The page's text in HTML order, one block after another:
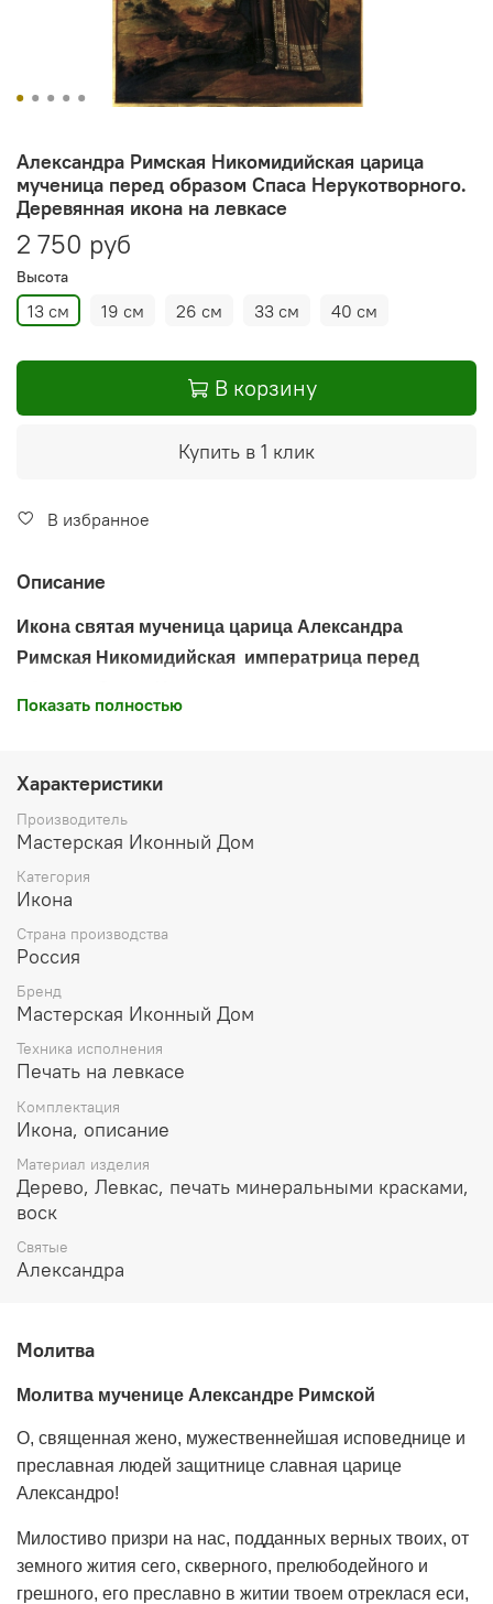
Александра Римская Никомидийская царица
мученица перед образом Спаса Нерукотворного.
Деревянная икона на левкасе
2 750 руб
Высота
13 см 19 см 26 см 33 см 40 см
В корзину
Купить в 1 клик
В избранное
Описание
Икона святая мученица царица Александра
Римская Никомидийская императрица перед
воск
Икона освящена
Производитель: мастерская "Иконный Дом", Россия
Показать полностью
Характеристики
Производитель
Мастерская Иконный Дом
Категория
Икона
Страна производства
Россия
Бренд
Мастерская Иконный Дом
Техника исполнения
Печать на левкасе
Комплектация
Икона, описание
Материал изделия
Дерево, Левкас, печать минеральными красками,
воск
Святые
Александра
Молитва
Молитва мученице Александре Римской
О, священная жено, мужественнейшая исповеднице и
преславная людей защитнице славная царице
Александро!
Милостиво призри на нас, подданных верных твоих, от
земного жития сего, скверного, прелюбодейного и
грешного, его преславно в житии твоем отреклася еси,